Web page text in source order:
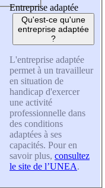
Entreprise adaptée
Qu'est-ce qu'une
entreprise adaptée
?
L'entreprise adaptée
permet à un travailleur
en situation de
handicap d'exercer
une activité
professionnelle dans
des conditions
adaptées à ses
capacités. Pour en
savoir plus, consultez
le site de l’UNEA.